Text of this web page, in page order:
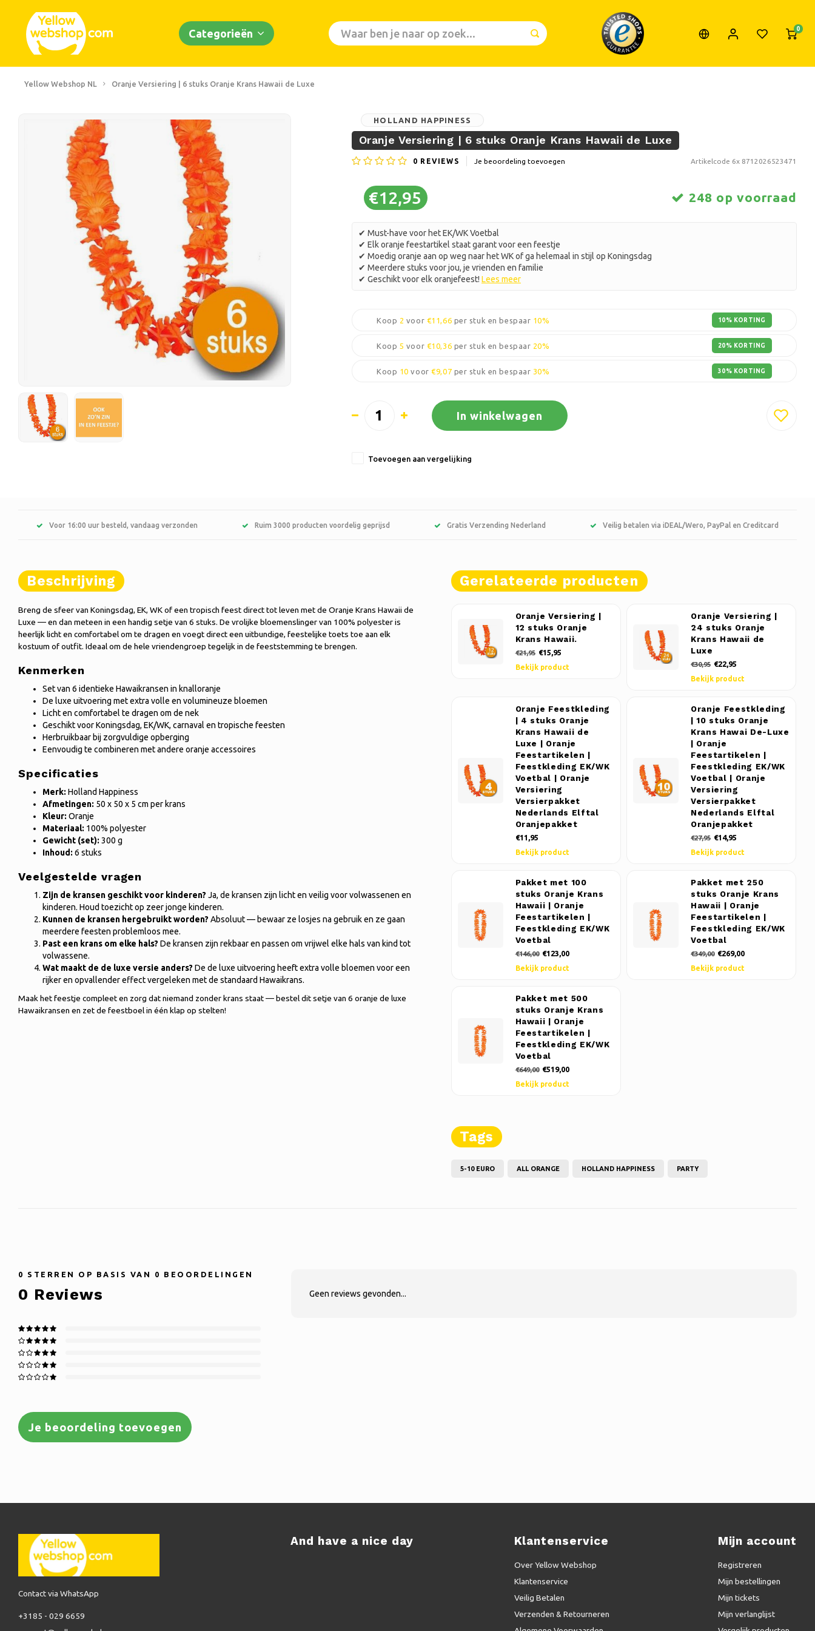
Categorieën 0
Yellow Webshop NL Oranje Versiering | 6 stuks Oranje Krans Hawaii de Luxe
HOLLAND HAPPINESS
Oranje Versiering | 6 stuks Oranje Krans Hawaii de Luxe
0 REVIEWS Je beoordeling toevoegen Artikelcode 6x 8712026523471
€12,95 248 op voorraad
✔ Must-have voor het EK/WK Voetbal
✔ Elk oranje feestartikel staat garant voor een feestje
✔ Moedig oranje aan op weg naar het WK of ga helemaal in stijl op Koningsdag
✔ Meerdere stuks voor jou, je vrienden en familie
✔ Geschikt voor elk oranjefeest! Lees meer
Koop 2 voor €11,66 per stuk en bespaar 10% 10% KORTING
Koop 5 voor €10,36 per stuk en bespaar 20% 20% KORTING
Koop 10 voor€9,07 per stuk en bespaar 30% 30% KORTING
In winkelwagen
Toevoegen aan vergelijking
Voor 16:00 uur besteld, vandaag verzonden Ruim 3000 producten voordelig geprijsd Gratis Verzending Nederland Veilig betalen via iDEAL/Wero, PayPal en Creditcard
Beschrijving
Breng de sfeer van Koningsdag, EK, WK of een tropisch feest direct tot leven met de Oranje Krans Hawaii de
Luxe — en dan meteen in een handig setje van 6 stuks. De vrolijke bloemenslinger van 100% polyester is
heerlijk licht en comfortabel om te dragen en voegt direct een uitbundige, feestelijke toets toe aan elk
kostuum of outfit. Ideaal om de hele vriendengroep tegelijk in de feeststemming te brengen.
Kenmerken
Set van 6 identieke Hawaikransen in knalloranje
De luxe uitvoering met extra volle en volumineuze bloemen
Licht en comfortabel te dragen om de nek
Geschikt voor Koningsdag, EK/WK, carnaval en tropische feesten
Herbruikbaar bij zorgvuldige opberging
Eenvoudig te combineren met andere oranje accessoires
Specificaties
Merk: Holland Happiness
Afmetingen: 50 x 50 x 5 cm per krans
Kleur: Oranje
Materiaal: 100% polyester
Gewicht (set): 300 g
Inhoud: 6 stuks
Veelgestelde vragen
Zijn de kransen geschikt voor kinderen? Ja, de kransen zijn licht en veilig voor volwassenen en
kinderen. Houd toezicht op zeer jonge kinderen.
Kunnen de kransen hergebruikt worden? Absoluut — bewaar ze losjes na gebruik en ze gaan
meerdere feesten problemloos mee.
Past een krans om elke hals? De kransen zijn rekbaar en passen om vrijwel elke hals van kind tot
volwassene.
Wat maakt de de luxe versie anders? De de luxe uitvoering heeft extra volle bloemen voor een
rijker en opvallender effect vergeleken met de standaard Hawaikrans.
Maak het feestje compleet en zorg dat niemand zonder krans staat — bestel dit setje van 6 oranje de luxe
Hawaikransen en zet de feestboel in één klap op stelten!
Gerelateerde producten
Oranje Versiering |
12 stuks Oranje
Krans Hawaii.
€21,95 €15,95
Bekijk product
Oranje Versiering |
24 stuks Oranje
Krans Hawaii de
Luxe
€30,95 €22,95
Bekijk product
Oranje Feestkleding
| 4 stuks Oranje
Krans Hawaii de
Luxe | Oranje
Feestartikelen |
Feestkleding EK/WK
Voetbal | Oranje
Versiering
Versierpakket
Nederlands Elftal
Oranjepakket
€11,95
Bekijk product
Oranje Feestkleding
| 10 stuks Oranje
Krans Hawai De-Luxe
| Oranje
Feestartikelen |
Feestkleding EK/WK
Voetbal | Oranje
Versiering
Versierpakket
Nederlands Elftal
Oranjepakket
€27,95 €14,95
Bekijk product
Pakket met 100
stuks Oranje Krans
Hawaii | Oranje
Feestartikelen |
Feestkleding EK/WK
Voetbal
€146,00 €123,00
Bekijk product
Pakket met 250
stuks Oranje Krans
Hawaii | Oranje
Feestartikelen |
Feestkleding EK/WK
Voetbal
€349,00 €269,00
Bekijk product
Pakket met 500
stuks Oranje Krans
Hawaii | Oranje
Feestartikelen |
Feestkleding EK/WK
Voetbal
€649,00 €519,00
Bekijk product
Tags
5-10 EURO ALL ORANGE HOLLAND HAPPINESS PARTY
0 STERREN OP BASIS VAN 0 BEOORDELINGEN
0 Reviews
Je beoordeling toevoegen
Geen reviews gevonden...
Contact via WhatsApp
+3185 - 029 6659
And have a nice day Klantenservice
Over Yellow Webshop
Klantenservice
Veilig Betalen
Verzenden & Retourneren
Mijn account
Registreren
Mijn bestellingen
Mijn tickets
Mijn verlanglijst